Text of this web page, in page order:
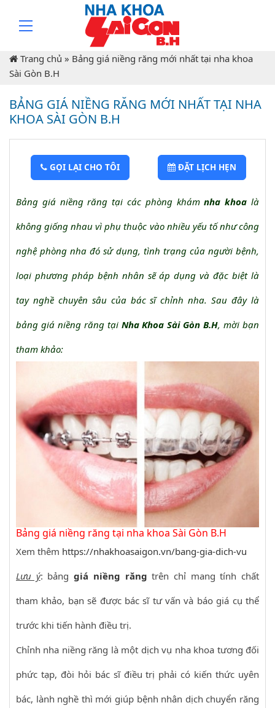
Trang chủ » Bảng giá niềng răng mới nhất tại nha khoa
Sài Gòn B.H
BẢNG GIÁ NIỀNG RĂNG MỚI NHẤT TẠI NHA
KHOA SÀI GÒN B.H
GỌI LẠI CHO TÔI ĐẶT LỊCH HẸN
Bảng giá niềng răng tại các phòng khámnha khoa là
không giống nhau vì phụ thuộc vào nhiều yếu tố như công
nghệ phòng nha đó sử dụng, tình trạng của người bệnh,
loại phương pháp bệnh nhân sẽ áp dụng và đặc biệt là
tay nghề chuyên sâu của bác sĩ chỉnh nha. Sau đây là
bảng giá niềng răng tại Nha Khoa Sài Gòn B.H, mời bạn
tham khảo:
Bảng giá niềng răng tại nha khoa Sài Gòn B.H
Xem thêm https://nhakhoasaigon.vn/bang-gia-dich-vu
Lưu ý: bảnggiá niềng răng trên chỉ mang tính chất
tham khảo, bạn sẽ được bác sĩ tư vấn và báo giá cụ thể
trước khi tiến hành điều trị.
Chỉnh nha niềng răng là một dịch vụ nha khoa tương đối
phức tạp, đòi hỏi bác sĩ điều trị phải có kiến thức uyên
bác, lành nghề thì mới giúp bệnh nhân dịch chuyển răng